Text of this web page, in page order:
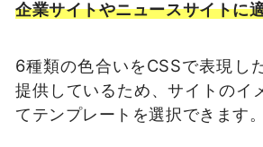
企業サイトやニュースサイトに
6種類の色合いをCSSで表現し
提供しているため、サイトのイ
てテンプレートを選択できます。